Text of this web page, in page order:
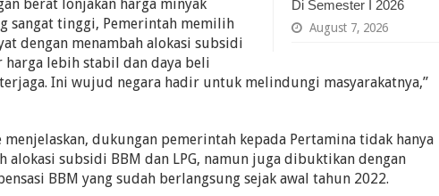
Di Semester I 2026
August 7, 2026
berat lonjakan harga minyak
sangat tinggi, Pemerintah memilih
dengan menambah alokasi subsidi
harga lebih stabil dan daya beli
Ini wujud negara hadir untuk melindungi masyarakatnya,”
dukungan pemerintah kepada Pertamina tidak hanya
alokasi subsidi BBM dan LPG, namun juga dibuktikan dengan
BBM yang sudah berlangsung sejak awal tahun 2022.